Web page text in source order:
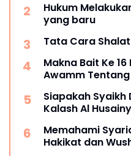
Hukum
yang baru
Tata Cara
Makna Bait Ke
Awamm
Siapakah Syaikh
Kalash Al
Memahami
Hakikat dan